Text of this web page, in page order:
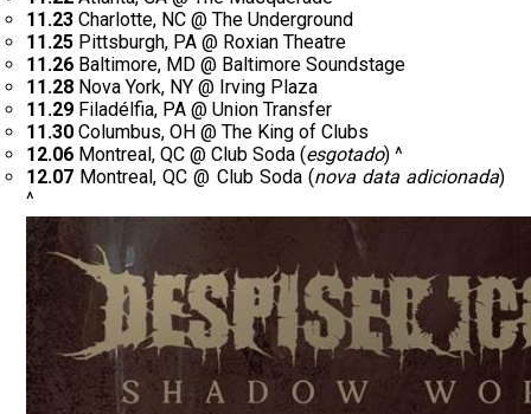
11.23 Charlotte, NC @ The Underground
11.25 Pittsburgh, PA @ Roxian Theatre
11.26 Baltimore, MD @ Baltimore Soundstage
11.28 Nova York, NY @ Irving Plaza
11.29 Filadélfia, PA @ Union Transfer
11.30 Columbus, OH @ The King of Clubs
12.06 Montreal, QC @ Club Soda (esgotado) ^
12.07 Montreal, QC @ Club Soda (nova data adicionada)
^